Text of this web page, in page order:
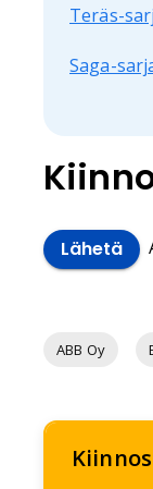
Teräs-
Saga-
Lähetä
ABB Oy